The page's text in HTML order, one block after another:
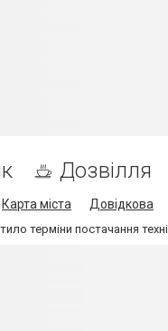
Дозвілля
Карта міста Довідкова
терміни постачання